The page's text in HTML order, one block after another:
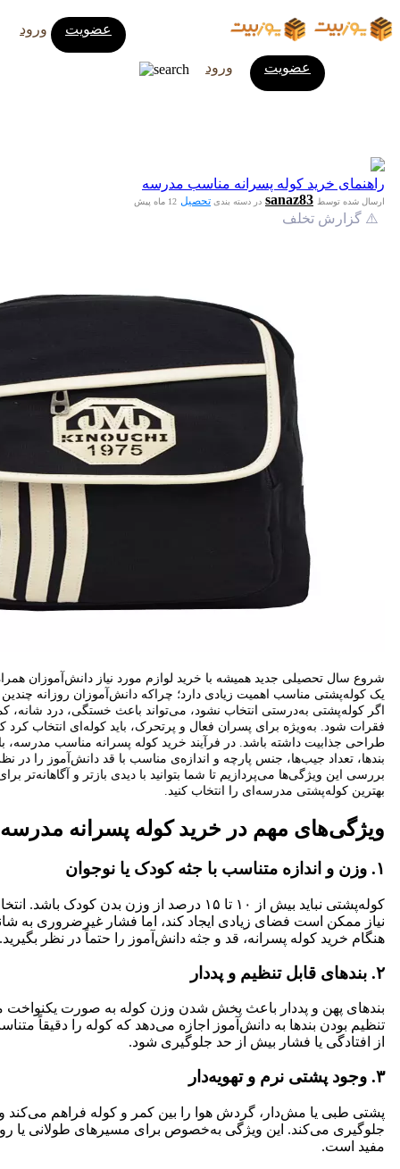
ورود عضویت
ورود عضویت
راهنمای خرید کوله پسرانه مناسب مدرسه
ارسال شده توسط sanaz83 در دسته بندی تحصیل 12 ماه پیش
⚠️ گزارش تخلف
شروع سال تحصیلی جدید همیشه با خرید لوازم مورد نیاز دانش‌آموزان
یک کوله‌پشتی مناسب اهمیت زیادی دارد؛ چراکه دانش‌آموزان روزانه
اگر کوله‌پشتی به‌درستی انتخاب نشود، می‌تواند باعث خستگی، درد
فقرات شود. به‌ویژه برای پسران فعال و پرتحرک، باید کوله‌ای انتخاب کرد
طراحی جذابیت داشته باشد. در فرآیند خرید کوله پسرانه مناسب مدرسه،
بندها، تعداد جیب‌ها، جنس پارچه و اندازه‌ی مناسب با قد دانش‌آموز را
بررسی این ویژگی‌ها می‌پردازیم تا شما بتوانید با دیدی بازتر و آگاهانه‌تر
بهترین کوله‌پشتی مدرسه‌ای را انتخاب کنید.
ویژگی‌های مهم در خرید کوله پسرانه
۱. وزن و اندازه متناسب با جثه کودک یا نوجوان
کوله‌پشتی نباید بیش از ۱۰ تا ۱۵ درصد از وزن بدن
نیاز ممکن است فضای زیادی ایجاد کند، اما فشار غیرضروری به
هنگام خرید کوله پسرانه، قد و جثه دانش‌آموز را حتماً در نظر بگیرید.
۲. بندهای قابل تنظیم و پددار
بندهای پهن و پددار باعث پخش شدن وزن کوله به صورت یکنواخت
تنظیم بودن بندها به دانش‌آموز اجازه می‌دهد که کوله را دقیقاً
از افتادگی یا فشار بیش از حد جلوگیری شود.
۳. وجود پشتی نرم و تهویه‌دار
پشتی طبی یا مش‌دار، گردش هوا را بین کمر و کوله فراهم می‌کند و
جلوگیری می‌کند. این ویژگی به‌خصوص برای مسیرهای طولانی یا
مفید است.